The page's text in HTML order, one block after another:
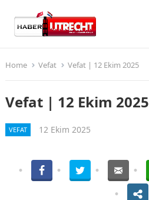
Home Vefat Vefat | 12 Ekim 2025
Vefat | 12 Ekim 2025
VEFAT 12 Ekim 2025